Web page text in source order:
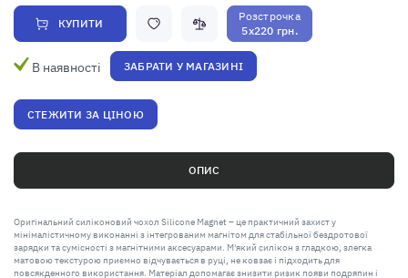
КУПИТИ
Розстрочка
5x220 грн.
В наявності ЗАБРАТИ У МАГАЗИНІ
СТЕЖИТИ ЗА ЦІНОЮ
ОПИС
Оригінальний силіконовий чохол Silicone Magnet – це практичний захист у
мінімалістичному виконанні з інтегрованим магнітом для стабільної бездротової
зарядки та сумісності з магнітними аксесуарами. М'який силікон з гладкою, злегка
матовою текстурою приємно відчувається в руці, не ковзає і підходить для
повсякденного використання. Матеріал допомагає знизити ризик появи подряпин і